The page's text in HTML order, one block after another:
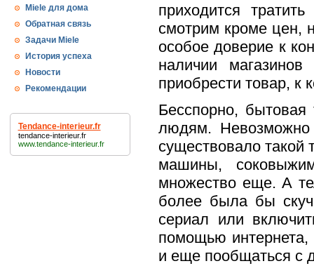
Miele для дома
Обратная связь
Задачи Miele
История успеха
Новости
Рекомендации
Tendance-interieur.fr
tendance-interieur.fr
www.tendance-interieur.fr
приходится
смотрим кроме цен,
особое доверие к
наличии
приобрести товар, к
Бесспорно, бытовая
людям.
существовало такой
машины,
множество еще. А
более была бы
сериал или
помощью
и еще пообщаться с